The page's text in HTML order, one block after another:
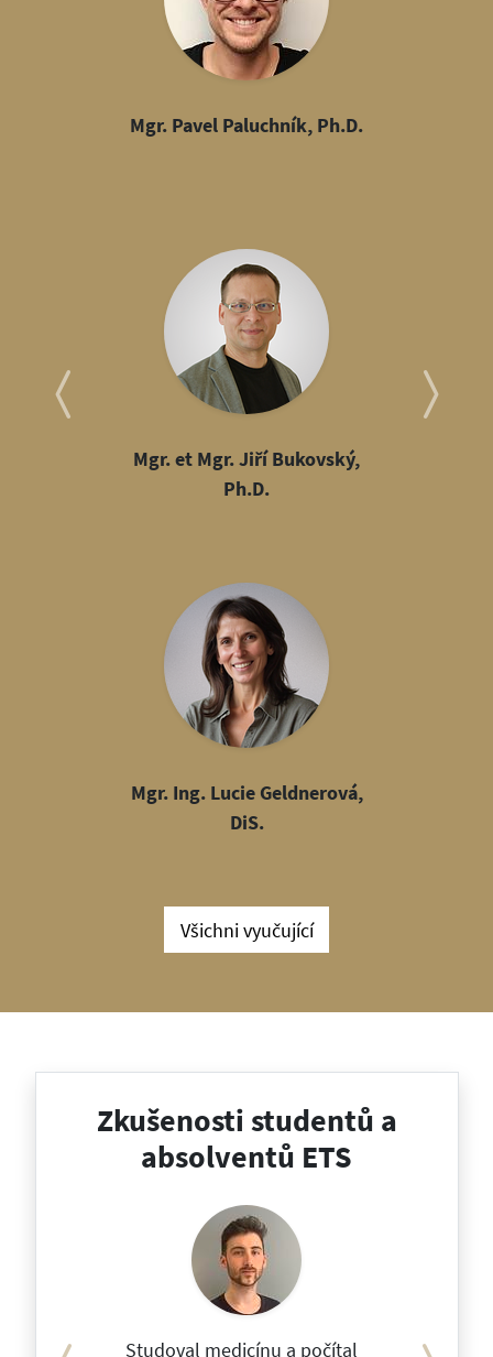
Mgr. Pavel Paluchník, Ph.D.
Mgr. et Mgr. Jiří Bukovský,
Ph.D.
Mgr. Ing. Lucie Geldnerová,
DiS.
Všichni vyučující
Zkušenosti studentů a
absolventů ETS
Previous
Studoval medicínu a počítal